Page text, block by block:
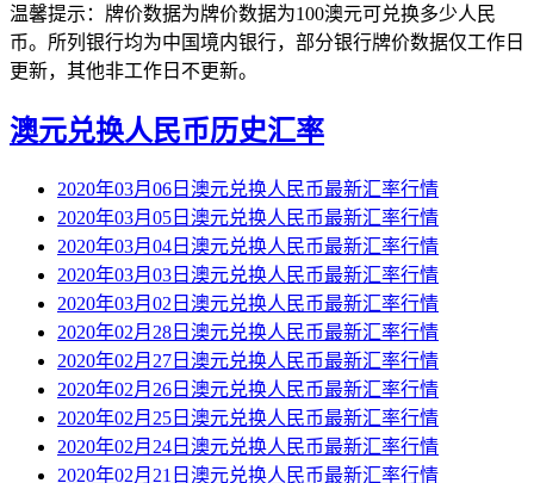
温馨提示：牌价数据为牌价数据为100澳元可兑换多少人民
币。所列银行均为中国境内银行，部分银行牌价数据仅工作日
更新，其他非工作日不更新。
澳元兑换人民币历史汇率
2020年03月06日澳元兑换人民币最新汇率行情
2020年03月05日澳元兑换人民币最新汇率行情
2020年03月04日澳元兑换人民币最新汇率行情
2020年03月03日澳元兑换人民币最新汇率行情
2020年03月02日澳元兑换人民币最新汇率行情
2020年02月28日澳元兑换人民币最新汇率行情
2020年02月27日澳元兑换人民币最新汇率行情
2020年02月26日澳元兑换人民币最新汇率行情
2020年02月25日澳元兑换人民币最新汇率行情
2020年02月24日澳元兑换人民币最新汇率行情
2020年02月21日澳元兑换人民币最新汇率行情